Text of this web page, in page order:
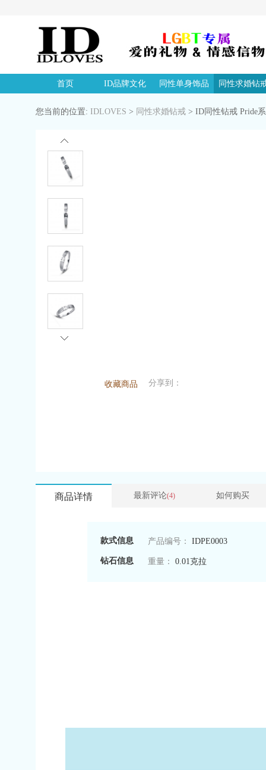
首页 ID品牌文化 同性单身饰品 同性求婚钻
您当前的位置: IDLOVES > 同性求婚钻戒 > ID同性钻戒 Pride
收藏商品 分享到：
商品详情 最新评论(4) 如何购买
款式信息 产品编号： IDPE0003
钻石信息 重量： 0.01克拉